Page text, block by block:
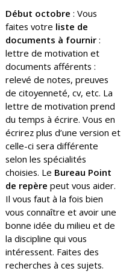
Début octobre : Vous
faites votre liste de
documents à fournir:
lettre de motivation et
documents afférents :
relevé de notes, preuves
de citoyenneté, cv, etc. La
lettre de motivation prend
du temps à écrire. Vous en
écrirez plus d’une version et
celle-ci sera différente
selon les spécialités
choisies. Le Bureau Point
de repère peut vous aider.
Il vous faut à la fois bien
vous connaître et avoir une
bonne idée du milieu et de
la discipline qui vous
intéressent. Faites des
recherches à ces sujets.